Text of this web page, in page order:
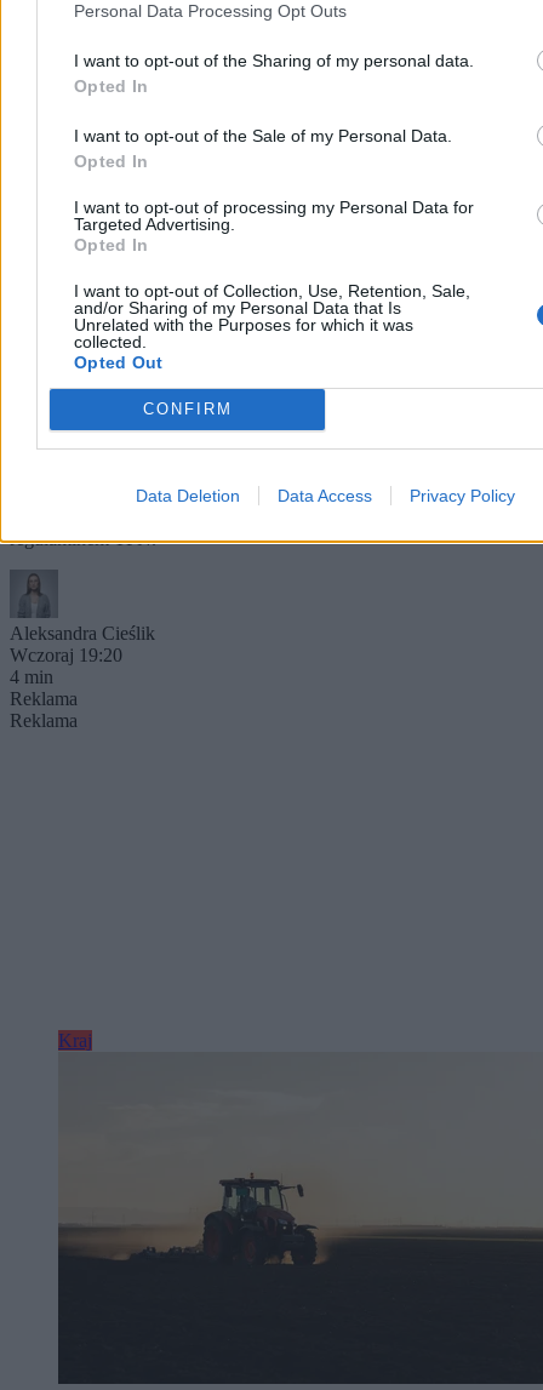
Personal Data Processing Opt Outs
I want to opt-out of the Sharing of my personal data.
Opted In
I want to opt-out of the Sale of my Personal Data.
Opted In
I want to opt-out of processing my Personal Data for
Targeted Advertising.
Opted In
I want to opt-out of Collection, Use, Retention, Sale,
and/or Sharing of my Personal Data that Is
Unrelated with the Purposes for which it was
collected.
Opted Out
CONFIRM
Data Deletion Data Access Privacy Policy
Pikieta przeciw transportowi konnemu do
Morskiego Oka. Wozacy odpierają zarzuty
W sobotę na Palenicy Białczańskiej odbyła się pikieta przeciw
transportowi konnemu do Morskiego Oka. Aktywiści z ruchu Dla
twierdząc, że konie są męczone. Wozacy i eksperci weterynarii
regulaminem TPN.
Aleksandra Cieślik
Wczoraj 19:20
4 min
Reklama
Reklama
Kraj